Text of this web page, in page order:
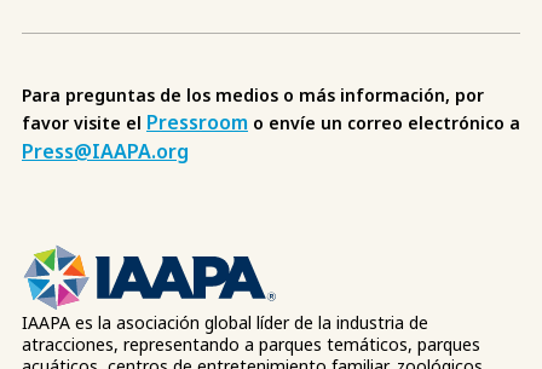
Para preguntas de los medios o más información, por
favor visite el Pressroom o envíe un correo electrónico a
Press@IAAPA.org
IAAPA es la asociación global líder de la industria de
atracciones, representando a parques temáticos, parques